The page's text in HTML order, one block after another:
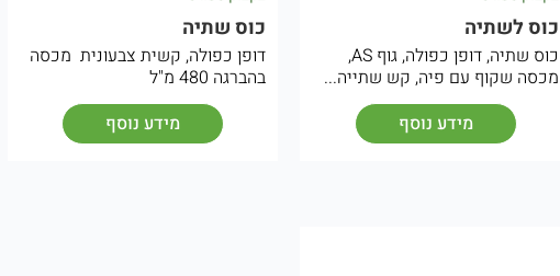
כוס לשתיה
כוס שתיה, דופן כפולה, גוף AS,
מכסה שקוף עם פיה, קש שתייה...
מידע נוסף
כוס שתיה
דופן כפולה, קשית צבעונית מכסה
בהברגה 480 מ"ל
מידע נוסף